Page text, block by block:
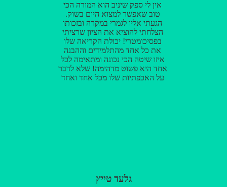
אין לי ספק שיניב הוא המורה הכי
טוב שאפשר למצוא היום בשוק.
הגעתי אליו לגמרי במקרה ובזכותו
הצלחתי להוציא את הציון שרציתי
בפסיכומטרי! יכולת הקריאה שלו
את כל אחד מהתלמידים וההבנה
איזו שיטה הכי נכונה ומתאימה לכל
אחד היא פשוט מדהימה! שלא לדבר
על האכפתיות שלו מכל אחד ואחד
גלעד טייץ